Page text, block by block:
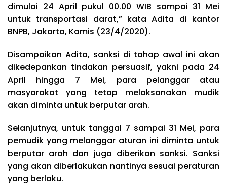
dimulai 24 April pukul 00.00 WIB sampai 31 Mei
untuk transportasi darat,” kata Adita di kantor
BNPB, Jakarta, Kamis (23/4/2020).
Disampaikan Adita, sanksi di tahap awal ini akan
dikedepankan tindakan persuasif, yakni pada 24
April hingga 7 Mei, para pelanggar atau
masyarakat yang tetap melaksanakan mudik
akan diminta untuk berputar arah.
Selanjutnya, untuk tanggal 7 sampai 31 Mei, para
pemudik yang melanggar aturan ini diminta untuk
berputar arah dan juga diberikan sanksi. Sanksi
yang akan diberlakukan nantinya sesuai peraturan
yang berlaku.